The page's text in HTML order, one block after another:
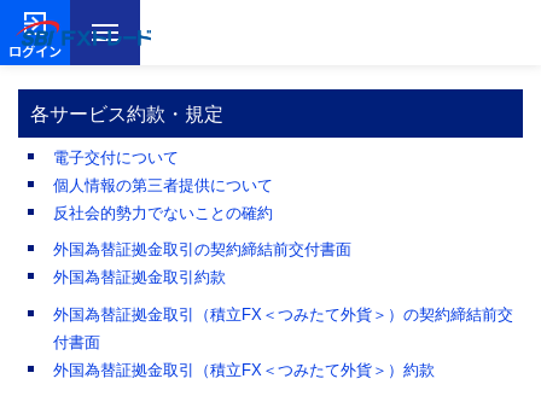
ログイン
各サービス約款・規定
電子交付について
個人情報の第三者提供について
反社会的勢力でないことの確約
外国為替証拠金取引の契約締結前交付書面
外国為替証拠金取引約款
外国為替証拠金取引（積立FX＜つみたて外貨＞）の契約締結前交
付書面
外国為替証拠金取引（積立FX＜つみたて外貨＞）約款